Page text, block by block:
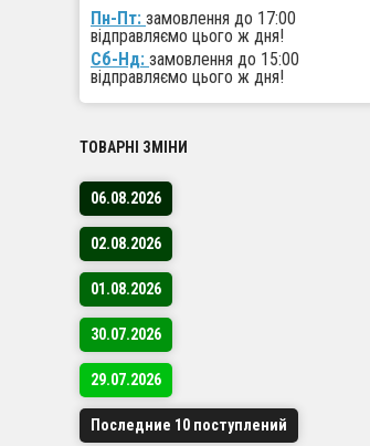
Пн-Пт:замовлення до 17:00
відправляємо цього ж дня!
Сб-Нд: замовлення до 15:00
відправляємо цього ж дня!
ТОВАРНІ ЗМІНИ
06.08.2026
02.08.2026
01.08.2026
30.07.2026
29.07.2026
Последние 10 поступлений